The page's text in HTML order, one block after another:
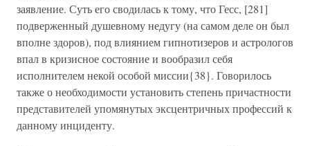
заявление. Суть его сводилась к тому, что Гесс, [281]
подверженный душевному недугу (на самом деле он был
вполне здоров), под влиянием гипнотизеров и астрологов
впал в кризисное состояние и вообразил себя
исполнителем некой особой миссии{38}. Говорилось
также о необходимости установить степень причастности
представителей упомянутых эксцентричных профессий к
данному инциденту.